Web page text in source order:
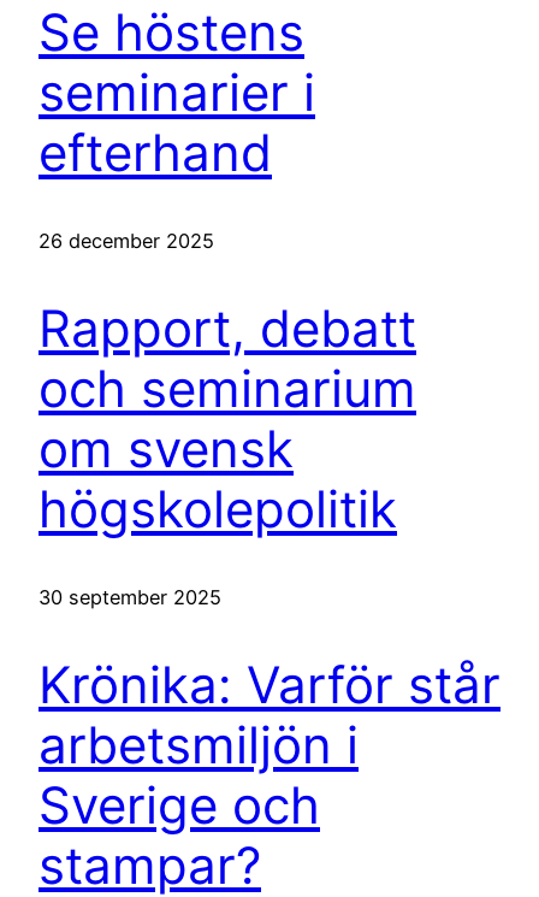
Se höstens
seminarier i
efterhand
26 december 2025
Rapport, debatt
och seminarium
om svensk
högskolepolitik
30 september 2025
Krönika: Varför står
arbetsmiljön i
Sverige och
stampar?